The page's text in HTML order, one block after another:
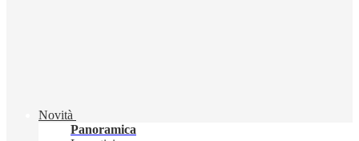
Novità
Panoramica